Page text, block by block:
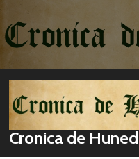
la
conținut
Cronica de